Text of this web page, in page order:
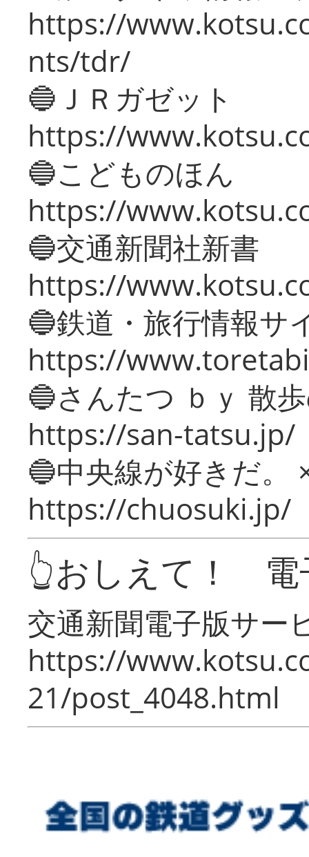
https://
nts/tdr/
🔵ＪＲガゼット
https://
🔵こどものほん
https://
🔵交通新聞社新書
https://
🔵鉄道・旅行情報サ
https://
🔵さんたつ ｂｙ 散
https://san-tatsu.jp/
🔵中央線が好きだ。
https://chuosuki.jp/
👆おしえて！ 電
交通新聞電子版サー
https://
21/post_4048.html